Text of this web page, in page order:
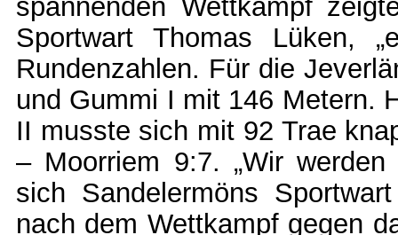
spannenden Wettkampf
Sportwart Thomas Lüken,
Rundenzahlen. Für die
und Gummi I mit 146 Metern.
II musste sich mit 92 Trae
– Moorriem 9:7. „Wir
sich Sandelermöns
nach dem Wettkampf gegen